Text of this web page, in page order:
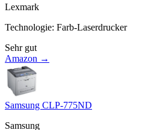
Lexmark
Technologie: Farb-Laserdrucker
Sehr gut
Amazon →
Samsung CLP-775ND
Samsung